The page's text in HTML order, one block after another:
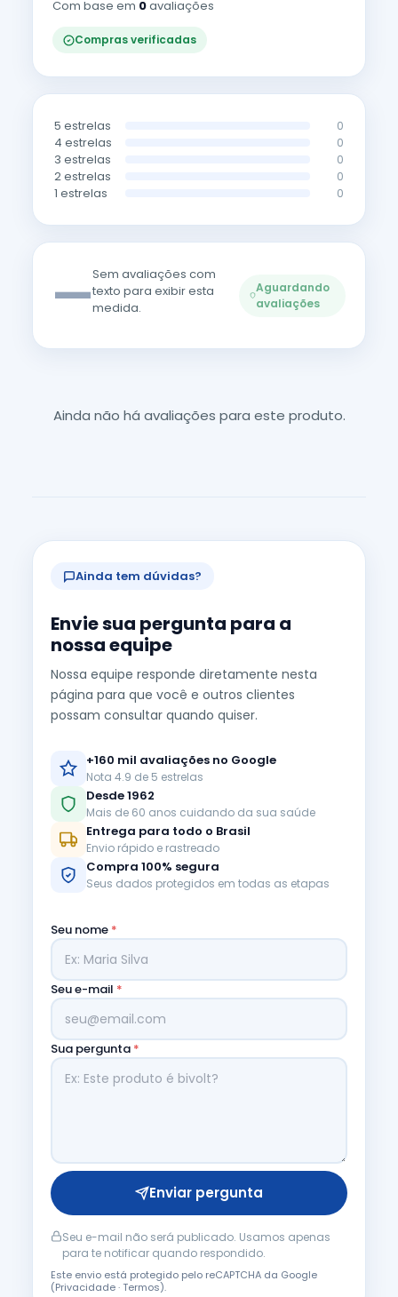
Com base em 0avaliações
Compras verificadas
5 estrelas 0
4 estrelas 0
3 estrelas 0
2 estrelas 0
1 estrelas 0
—Sem avaliações com
texto para exibir esta
medida.
Aguardando
avaliações
Ainda não há avaliações para este produto.
Ainda tem dúvidas?
Envie sua pergunta para a
nossa equipe
Nossa equipe responde diretamente nesta
página para que você e outros clientes
possam consultar quando quiser.
+160 mil avaliações no Google
Nota 4.9 de 5 estrelas
Desde 1962
Mais de 60 anos cuidando da sua saúde
Entrega para todo o Brasil
Envio rápido e rastreado
Compra 100% segura
Seus dados protegidos em todas as etapas
Seu nome *
Seu e-mail *
Sua pergunta *
Enviar pergunta
Seu e-mail não será publicado. Usamos apenas
para te notificar quando respondido.
Este envio está protegido pelo reCAPTCHA da Google
(Privacidade·Termos).